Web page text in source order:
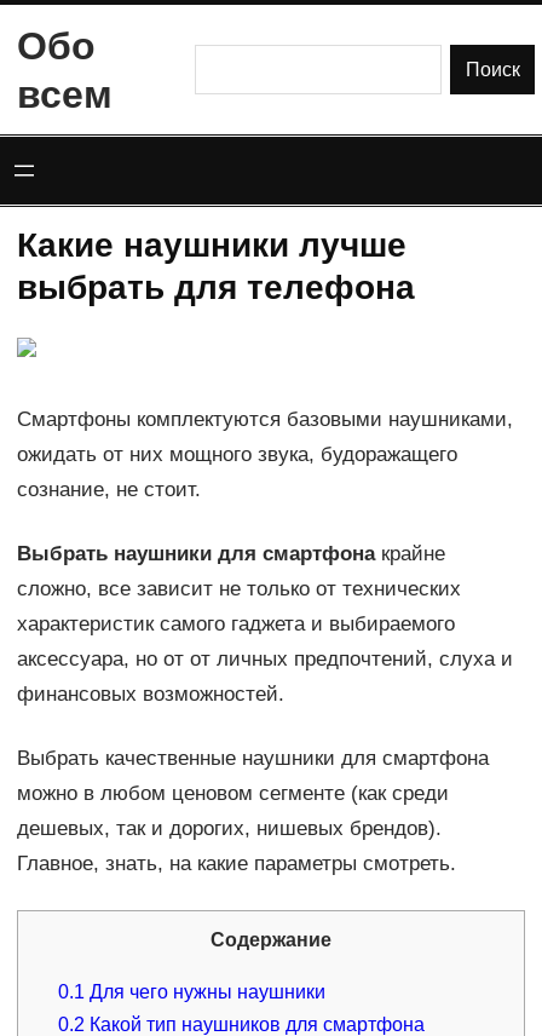
содержимому
Обо
всем
Поиск
Какие наушники лучше
выбрать для телефона
Смартфоны комплектуются базовыми наушниками,
ожидать от них мощного звука, будоражащего
сознание, не стоит.
Выбрать наушники для смартфонакрайне
сложно, все зависит не только от технических
характеристик самого гаджета и выбираемого
аксессуара, но от от личных предпочтений, слуха и
финансовых возможностей.
Выбрать качественные наушники для смартфона
можно в любом ценовом сегменте (как среди
дешевых, так и дорогих, нишевых брендов).
Главное, знать, на какие параметры смотреть.
Содержание
0.1 Для чего нужны наушники
0.2 Какой тип наушников для смартфона